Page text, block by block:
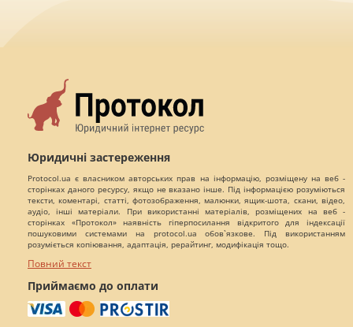
Юридичні застереження
Protocol.ua є власником авторських прав на інформацію, розміщену на веб -
сторінках даного ресурсу, якщо не вказано інше. Під інформацією розуміються
тексти, коментарі, статті, фотозображення, малюнки, ящик-шота, скани, відео,
аудіо, інші матеріали. При використанні матеріалів, розміщених на веб -
сторінках «Протокол» наявність гіперпосилання відкритого для індексації
пошуковими системами на protocol.ua обов`язкове. Під використанням
розуміється копіювання, адаптація, рерайтинг, модифікація тощо.
Повний текст
Приймаємо до оплати